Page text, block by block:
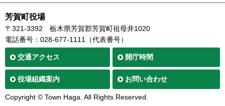
芳賀町役場
〒321-3392
栃木県芳賀郡芳賀町祖母井1020
電話番号：028-677-1111（代表番号）
交通アクセス 開庁時間
役場組織案内 お問い合わせ
Copyright © Town Haga. All Rights Reserved.